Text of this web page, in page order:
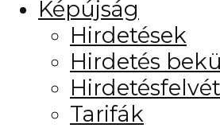
Képújság
Hirdetések
Hirdetés
Tarifák